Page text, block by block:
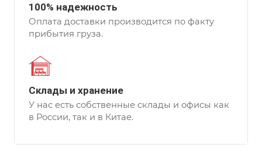
100% надежность
Оплата доставки производится по факту
прибытия груза.
Склады и хранение
У нас есть собственные склады и офисы как
в России, так и в Китае.